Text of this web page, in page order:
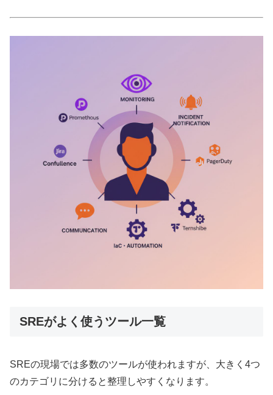
SREがよく使うツール一覧
SREの現場では多数のツールが使われますが、大きく4つ
のカテゴリに分けると整理しやすくなります。